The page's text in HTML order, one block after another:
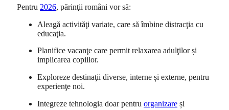
Pentru 2026, părinţii români vor să:
Aleagă activităţi variate, care să îmbine distracţia cu
educaţia.
Planifice vacanţe care permit relaxarea adulţilor și
implicarea copiilor.
Exploreze destinaţii diverse, interne și externe, pentru
experienţe noi.
Integreze tehnologia doar pentru organizare și